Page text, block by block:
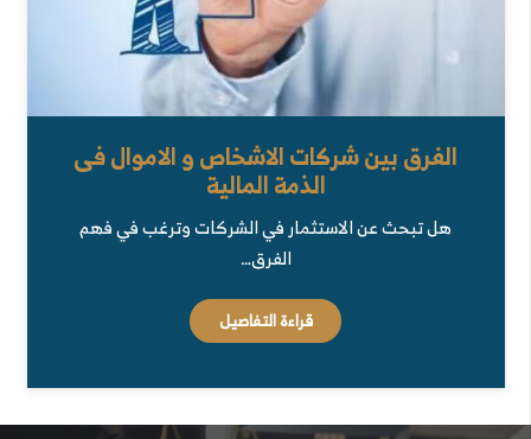
الفرق بين شركات الاشخاص و الاموال فى
الذمة المالية
هل تبحث عن الاستثمار في الشركات وترغب في فهم
الفرق…
قراءة التفاصيل